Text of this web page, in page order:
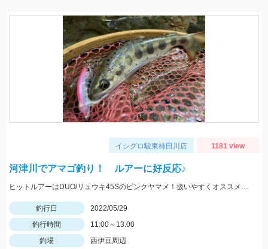
イシグロ駿東柿田川店 1181 view
河津川でアマゴ釣り！ ルアーに好反応♪
ヒットルアーはDUO/リュウキ45Sのピンクヤマメ！扱いやすくオススメです。
釣行日
2022/05/29
釣行時間
11:00～13:00
釣場
西伊豆周辺